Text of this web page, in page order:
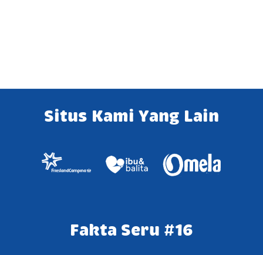
Situs Kami Yang Lain
Fakta Seru #16